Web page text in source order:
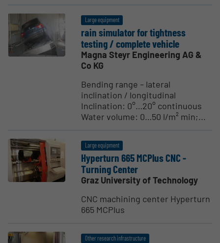
Large equipment
rain simulator for tightness
testing / complete vehicle
Magna Steyr Engineering AG &
Co KG
Bending range – lateral
inclination / longitudinal
Inclination: 0°…20° continuous
Water volume: 0…50 l/m² min;...
Large equipment
Hyperturn 665 MCPlus CNC -
Turning Center
Graz University of Technology
CNC machining center Hyperturn
665 MCPlus
Other research infrastructure